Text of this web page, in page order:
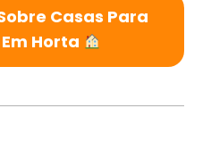
Casas Para
Horta